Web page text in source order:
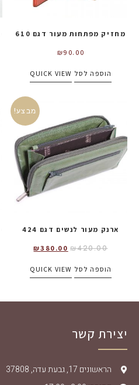
מחזיק מפתחות מעור דגם 610
₪90.00
הוספה לסל QUICK VIEW
מבצע!
ארנק מעור לנשים דגם 424
₪420.00
₪380.00
הוספה לסל QUICK VIEW
יצירת קשר
הראשונים 17, גבעת עדה, 37808